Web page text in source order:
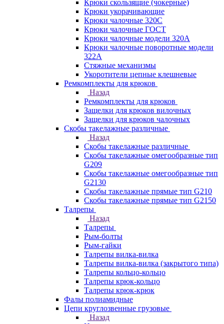
Крюки скользящие (чокерные)
Крюки укорачивающие
Крюки чалочные 320C
Крюки чалочные ГОСТ
Крюки чалочные модели 320А
Крюки чалочные поворотные модели
322А
Стяжные механизмы
Укоротители цепные клешневые
Ремкомплекты для крюков
Назад
Ремкомплекты для крюков
Защелки для крюков вилочных
Защелки для крюков чалочных
Скобы такелажные различные
Назад
Скобы такелажные различные
Скобы такелажные омегообразные тип
G209
Скобы такелажные омегообразные тип
G2130
Скобы такелажные прямые тип G210
Скобы такелажные прямые тип G2150
Талрепы
Назад
Талрепы
Рым-болты
Рым-гайки
Талрепы вилка-вилка
Талрепы вилка-вилка (закрытого типа)
Талрепы кольцо-кольцо
Талрепы крюк-кольцо
Талрепы крюк-крюк
Фалы полиамидные
Цепи круглозвенные грузовые
Назад